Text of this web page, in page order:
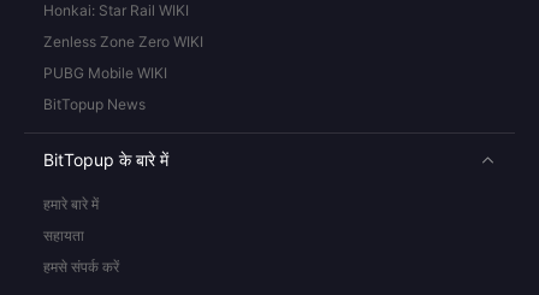
Honkai: Star Rail WIKI
Zenless Zone Zero WIKI
PUBG Mobile WIKI
BitTopup News
BitTopup के बारे में
हमारे बारे में
सहायता
हमसे संपर्क करें